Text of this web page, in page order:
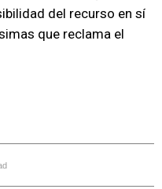
del recurso en sí
que reclama el